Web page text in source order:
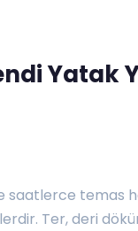
Yatak
saatlerce temas
Ter, deri